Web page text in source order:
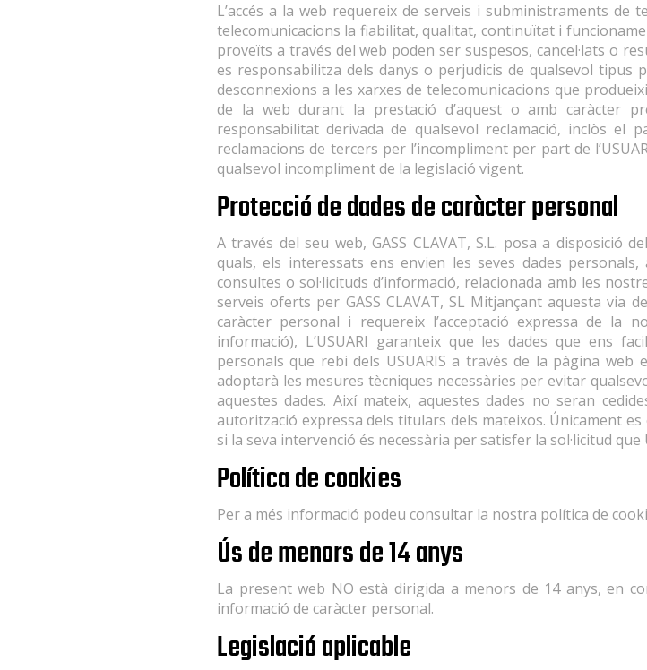
L’accés a la web requereix de serveis i subministraments
telecomunicacions la fiabilitat, qualitat, continuïtat i
proveïts a través del web poden ser suspesos, cancel·lats o
es responsabilitza dels danys o perjudicis de qualsevol tipus
desconnexions a les xarxes de telecomunicacions que
de la web durant la prestació d’aquest o amb caràcter
responsabilitat derivada de qualsevol reclamació, inclòs el
reclamacions de tercers per l’incompliment per part de
qualsevol incompliment de la legislació vigent.
Protecció de dades de caràcter personal
A través del seu web, GASS CLAVAT, S.L. posa a disposició
quals, els interessats ens envien les seves dades
consultes o sol·licituds d’informació, relacionada amb les
serveis oferts per GASS CLAVAT, SL Mitjançant aquesta via
caràcter personal i requereix l’acceptació expressa de la
informació), L’USUARI garanteix que les dades que ens
personals que rebi dels USUARIS a través de la pàgina
adoptarà les mesures tècniques necessàries per evitar
aquestes dades. Així mateix, aquestes dades no seran
autorització expressa dels titulars dels mateixos. Únicament
si la seva intervenció és necessària per satisfer la sol·licitud que
Política de cookies
Per a més informació podeu consultar la nostra política de
Ús de menors de 14 anys
La present web NO està dirigida a menors de 14 anys, en
informació de caràcter personal.
Legislació aplicable